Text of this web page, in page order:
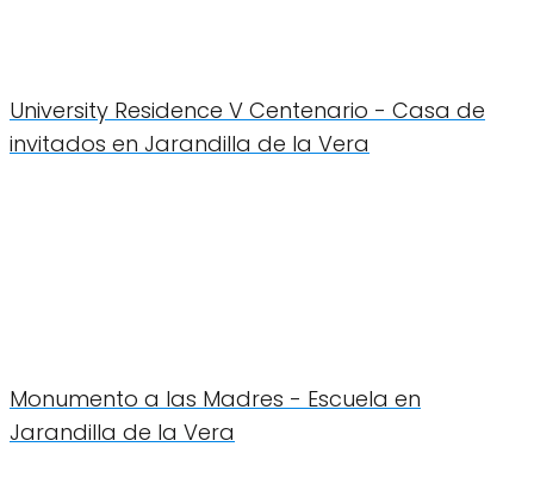
University Residence V Centenario - Casa de
invitados en Jarandilla de la Vera
Monumento a las Madres - Escuela en
Jarandilla de la Vera